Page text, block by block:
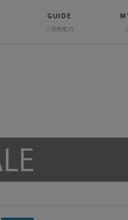
GUIDE
ご利用案内